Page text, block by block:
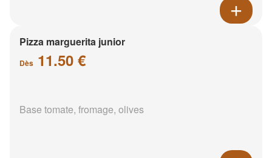
Pizza marguerita junior
Dès 11.50 €
Base tomate, fromage, olives